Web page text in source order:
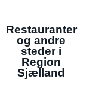
Restauranter
og andre
steder i
Region
Sjælland